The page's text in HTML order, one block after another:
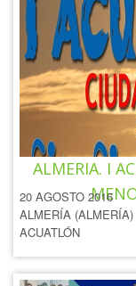
I
ALMERIA. I
20 AGOSTO 2016
ALMERÍA (ALMERÍA)
ACUATLÓN